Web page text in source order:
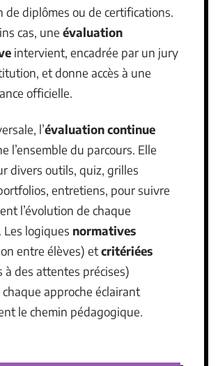
de diplômes ou de certifications.
cas, une évaluation
intervient, encadrée par un jury
et donne accès à une
officielle.
l’évaluation continue
l’ensemble du parcours. Elle
divers outils, quiz, grilles
entretiens, pour suivre
l’évolution de chaque
logiques normatives
entre élèves) etcritériées
à des attentes précises)
approche éclairant
le chemin pédagogique.